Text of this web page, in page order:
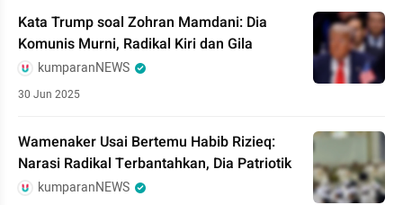
Kata Trump soal Zohran Mamdani: Dia
Komunis Murni, Radikal Kiri dan Gila
kumparanNEWS
30 Jun 2025
Wamenaker Usai Bertemu Habib Rizieq:
Narasi Radikal Terbantahkan, Dia Patriotik
kumparanNEWS